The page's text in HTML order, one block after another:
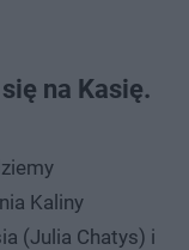
na Kasię.
Kaliny
(Julia Chatys) i